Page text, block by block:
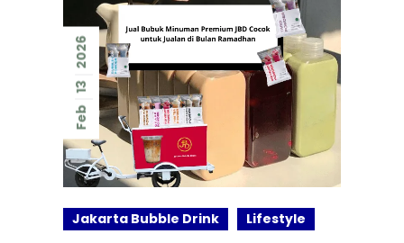
Feb
13
2026
Jakarta Bubble Drink Lifestyle